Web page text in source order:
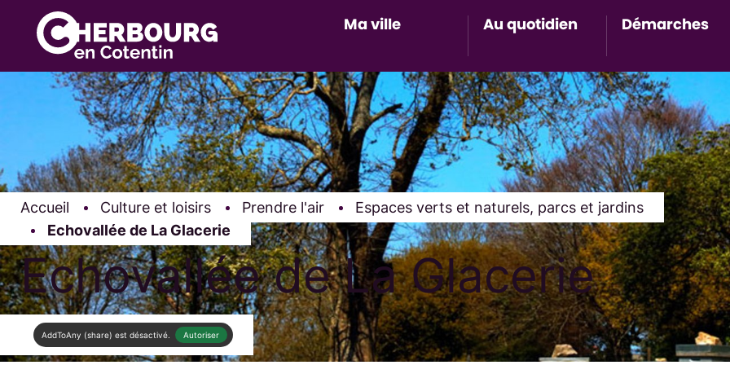
Ma ville Au quotidien
Accès au sous-menu de
Démarches
Accès
Accueil Culture et loisirs Prendre l'air
Espaces verts et naturels, parcs et jardins
Page active :
Echovallée de La Glacerie
Echovallée de La Glacerie
AddToAny (share) est désactivé. Autoriser